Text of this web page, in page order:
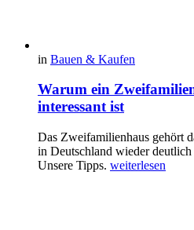
in Bauen & Kaufen
Warum ein
interessant ist
Das Zweifamilienhaus gehört
in Deutschland wieder
Unsere Tipps. weiterlesen